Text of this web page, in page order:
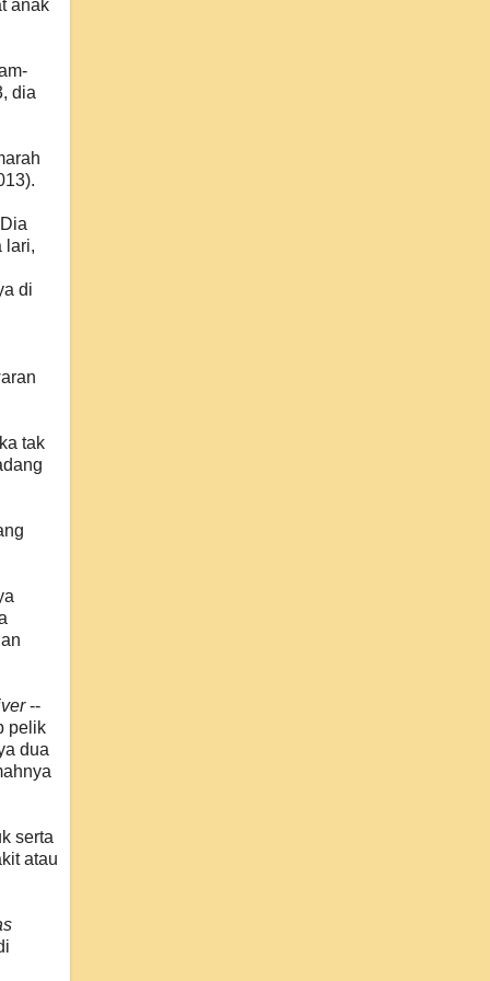
anak
dia
lari,
di
tak
--
pelik
dua
serta
atau